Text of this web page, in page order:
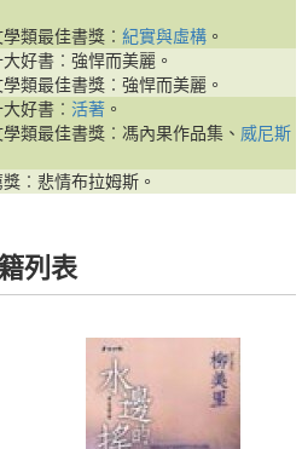
類最佳書獎︰ 紀實與虛構 。
好書︰強悍而美麗。
類最佳書獎︰強悍而美麗。
好書︰ 活著 。
學類最佳書獎︰馮內果作品集、 威尼斯
︰悲情布拉姆斯。
列表